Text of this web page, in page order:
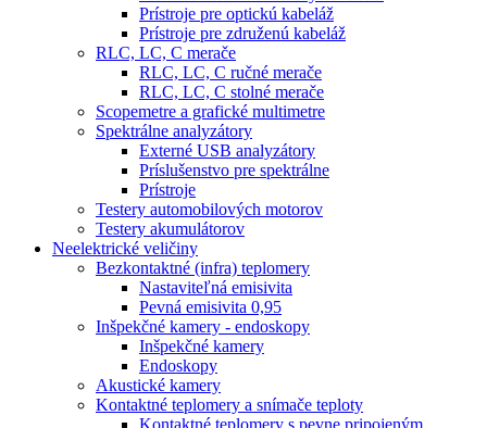
Prístroje pre optickú kabeláž
Prístroje pre združenú kabeláž
RLC, LC, C merače
RLC, LC, C ručné merače
RLC, LC, C stolné merače
Scopemetre a grafické multimetre
Spektrálne analyzátory
Externé USB analyzátory
Príslušenstvo pre spektrálne
Prístroje
Testery automobilových motorov
Testery akumulátorov
Neelektrické veličiny
Bezkontaktné (infra) teplomery
Nastaviteľná emisivita
Pevná emisivita 0,95
Inšpekčné kamery - endoskopy
Inšpekčné kamery
Endoskopy
Akustické kamery
Kontaktné teplomery a snímače teploty
Kontaktné teplomery s pevne pripojeným